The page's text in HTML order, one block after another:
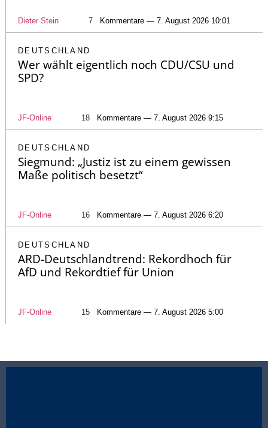
Dieter Stein 7 Kommentare — 7. August 2026 10:01
DEUTSCHLAND
Wer wählt eigentlich noch CDU/CSU und
SPD?
JF-Online 18 Kommentare — 7. August 2026 9:15
DEUTSCHLAND
Siegmund: „Justiz ist zu einem gewissen
Maße politisch besetzt“
JF-Online 16 Kommentare — 7. August 2026 6:20
DEUTSCHLAND
ARD-Deutschlandtrend: Rekordhoch für
AfD und Rekordtief für Union
JF-Online 15 Kommentare — 7. August 2026 5:00